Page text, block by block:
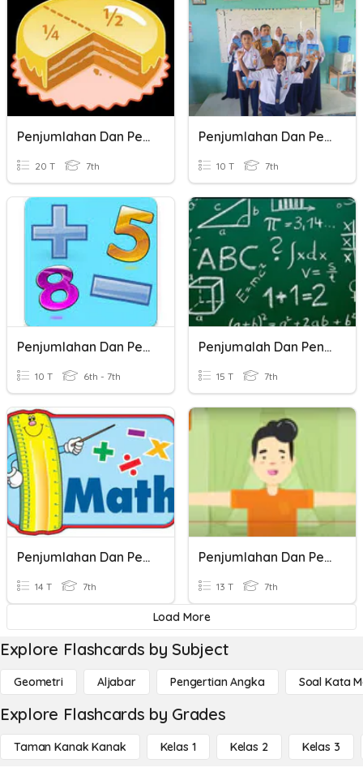
Penjumlahan Dan Pengurangan Pecahan
20 T 7th
Penjumlahan Dan Pengurangann
10 T 7th
Penjumlahan Dan Pengurangan
10 T 6th - 7th
Penjumalah Dan Pengurangan Aljabar
15 T 7th
Penjumlahan Dan Pengurangan Ajlabar
14 T 7th
Penjumlahan Dan Pengurangan Aljabar
13 T 7th
Load More
Explore Flashcards by Subject
Geometri Aljabar Pengertian Angka Soal Kata
Explore Flashcards by Grades
Taman Kanak Kanak Kelas 1 Kelas 2 Kelas 3